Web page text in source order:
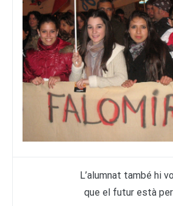
L’alumnat també hi
que el futur està